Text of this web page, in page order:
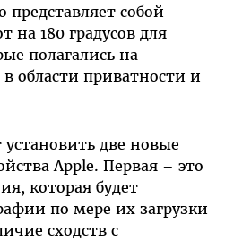
собой
180 градусов для
полагались на
области приватности и
две новые
Apple. Первая – это
которая будет
по мере их загрузки
сходств с